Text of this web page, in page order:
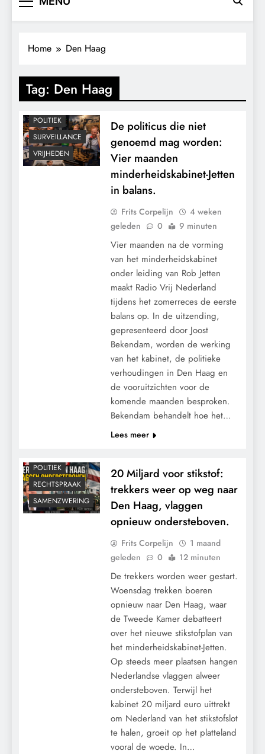
Home Den Haag
Tag: Den Haag
CONTROLE
MACHT
POLITIEK
SURVEILLANCE
VRIJHEDEN
De politicus die niet
genoemd mag worden:
Vier maanden
minderheidskabinet-Jetten
in balans.
Frits Corpelijn
4 weken
geleden
0 9 minuten
Vier maanden na de vorming
van het minderheidskabinet
onder leiding van Rob Jetten
maakt Radio Vrij Nederland
tijdens het zomerreces de eerste
balans op. In de uitzending,
gepresenteerd door Joost
Bekendam, worden de werking
van het kabinet, de politieke
verhoudingen in Den Haag en
de vooruitzichten voor de
komende maanden besproken.
Bekendam behandelt hoe het…
Lees meer
POLITIEK
RECHTSPRAAK
SAMENZWERING
20 Miljard voor stikstof:
trekkers weer op weg naar
Den Haag, vlaggen
opnieuw ondersteboven.
Frits Corpelijn
1 maand
geleden
0 12 minuten
De trekkers worden weer gestart.
Woensdag trekken boeren
opnieuw naar Den Haag, waar
de Tweede Kamer debatteert
over het nieuwe stikstofplan van
het minderheidskabinet-Jetten.
Op steeds meer plaatsen hangen
Nederlandse vlaggen alweer
ondersteboven. Terwijl het
kabinet 20 miljard euro uittrekt
om Nederland van het stikstofslot
te halen, groeit op het platteland
vooral de woede. In…